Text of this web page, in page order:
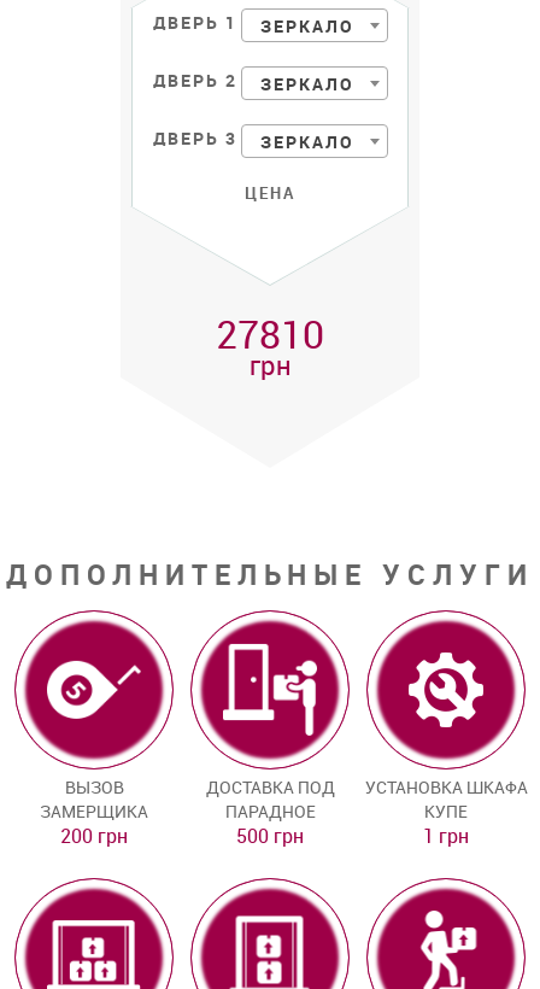
ДВЕРЬ 1 ЗЕРКАЛО
ДВЕРЬ 2 ЗЕРКАЛО
ДВЕРЬ 3 ЗЕРКАЛО
ЦЕНА
27810
грн
ДОПОЛНИТЕЛЬНЫЕ УСЛУГИ
ВЫЗОВ
ЗАМЕРЩИКА
200 грн
ДОСТАВКА ПОД
ПАРАДНОЕ
500 грн
УСТАНОВКА ШКАФА
КУПЕ
1 грн